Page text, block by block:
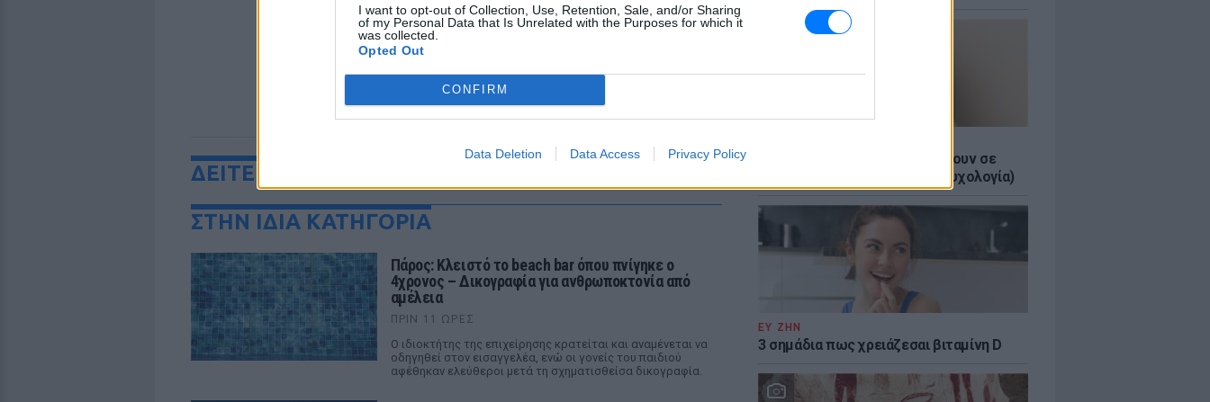
I want to opt-out of Collection, Use, Retention, Sale, and/or Sharing
of my Personal Data that Is Unrelated with the Purposes for which it
was collected.
Opted Out
CONFIRM
Data Deletion Data Access Privacy Policy
Γιατί τα κομπλιμέντα σε φέρνουν σε
δύσκολη θέση (και τι λέει η ψυχολογία)
ΕΥ ΖΗΝ
3 σημάδια πως χρειάζεσαι βιταμίνη D
ΔΕΙΤΕ ΕΠΙΣΗΣ
ΣΤΗΝ ΙΔΙΑ ΚΑΤΗΓΟΡΙΑ
Πάρος: Κλειστό το beach bar όπου πνίγηκε ο
4χρονος – Δικογραφία για ανθρωποκτονία από
αμέλεια
ΠΡΙΝ 11 ΏΡΕΣ
Ο ιδιοκτήτης της επιχείρησης κρατείται και αναμένεται να
οδηγηθεί στον εισαγγελέα, ενώ οι γονείς του παιδιού
αφέθηκαν ελεύθεροι μετά τη σχηματισθείσα δικογραφία.